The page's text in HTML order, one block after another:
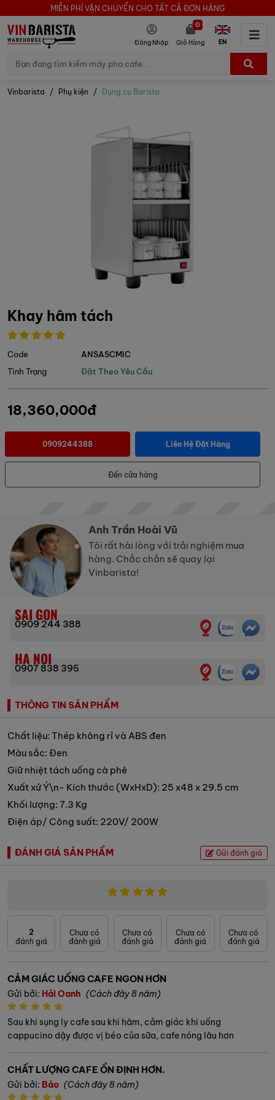
MIỄN PHÍ VẬN CHUYỂN CHO TẤT CẢ ĐƠN HÀNG
Đăng Nhập Giỏ Hàng
0
EN
Vinbarista Phụ kiện Dụng cụ Barista
Khay hâm tách
Tình Trạng Đặt Theo Yêu Cầu
Code ANSASCMIC
18,360,000đ
0909244388 Liên Hệ Đặt Hàng
Đến cửa hàng
Anh Trần Hoài Vũ
Tôi rất hài lòng với trải nghiệm mua
hàng. Chắc chắn sẽ quay lại
Vinbarista!
SAI GON
0909 244 388
HA NOI
0907 838 395
THÔNG TIN SẢN PHẨM
Chất liệu: Thép không rỉ và ABS đen
Màu sắc: Đen
Giữ nhiệt tách uống cà phê
Xuất xứ Ý\n- Kích thước (WxHxD): 25 x48 x 29.5 cm
Khối lượng: 7.3 Kg
Điện áp/ Công suất: 220V/ 200W
ĐÁNH GIÁ SẢN PHẨM Gửi đánh giá
2
đánh giá
Chưa có
đánh giá
Chưa có
đánh giá
Chưa có
đánh giá
Chưa có
đánh giá
CẢM GIÁC UỐNG CAFE NGON HƠN
Gửi bởi: Hải Oanh (Cách đây 8 năm)
Sau khi sụng ly cafe sau khi hâm, cảm giác khi uống
cappucino dậy được vị béo của sữa, cafe nóng lâu hơn
CHẤT LƯỢNG CAFE ỔN ĐỊNH HƠN.
Gửi bởi: Bảo (Cách đây 8 năm)